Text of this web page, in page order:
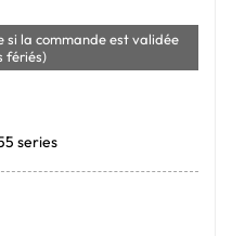
si la commande est validée
fériés)
series